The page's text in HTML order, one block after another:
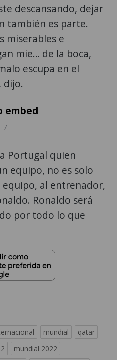
descansando, dejar
también es parte.
miserables e
mie… de la boca,
escupa en el
dijo.
/
Portugal quien
equipo, no es solo
equipo, al entrenador,
Ronaldo será
por todo lo que
mundial
qatar
mundial 2022